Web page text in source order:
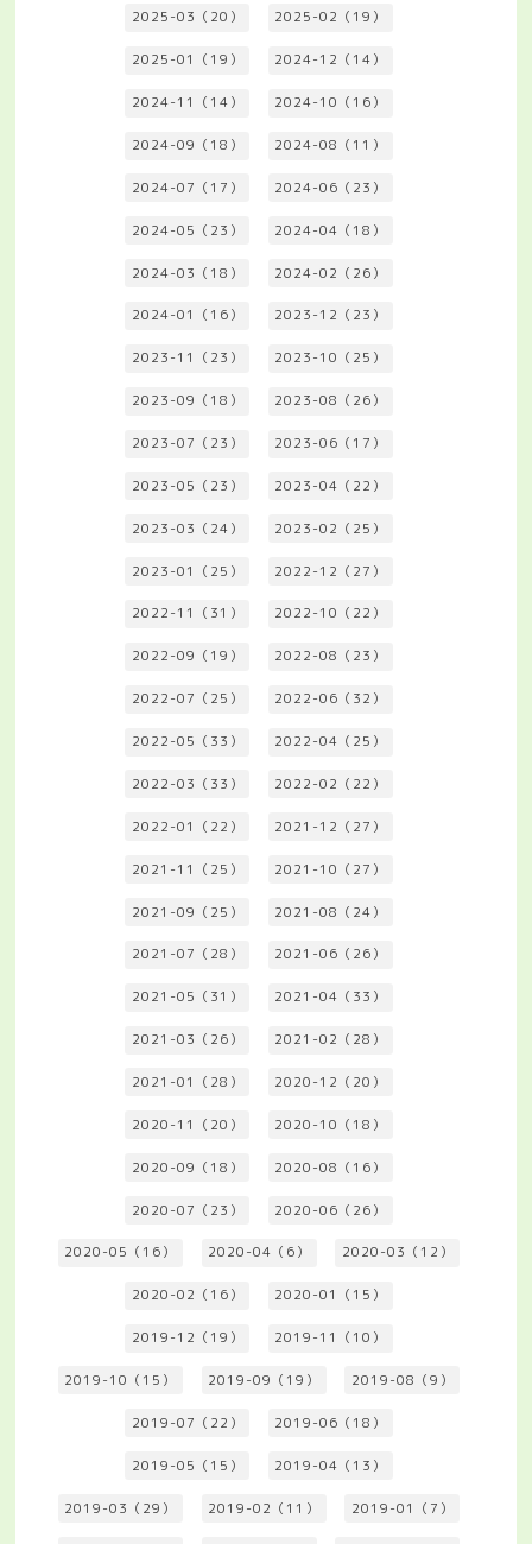
2025-03（20） 2025-02（19）
2025-01（19） 2024-12（14）
2024-11（14） 2024-10（16）
2024-09（18） 2024-08（11）
2024-07（17） 2024-06（23）
2024-05（23） 2024-04（18）
2024-03（18） 2024-02（26）
2024-01（16） 2023-12（23）
2023-11（23） 2023-10（25）
2023-09（18） 2023-08（26）
2023-07（23） 2023-06（17）
2023-05（23） 2023-04（22）
2023-03（24） 2023-02（25）
2023-01（25） 2022-12（27）
2022-11（31） 2022-10（22）
2022-09（19） 2022-08（23）
2022-07（25） 2022-06（32）
2022-05（33） 2022-04（25）
2022-03（33） 2022-02（22）
2022-01（22） 2021-12（27）
2021-11（25） 2021-10（27）
2021-09（25） 2021-08（24）
2021-07（28） 2021-06（26）
2021-05（31） 2021-04（33）
2021-03（26） 2021-02（28）
2021-01（28） 2020-12（20）
2020-11（20） 2020-10（18）
2020-09（18） 2020-08（16）
2020-07（23） 2020-06（26）
2020-05（16） 2020-04（6） 2020-03（12）
2020-02（16） 2020-01（15）
2019-12（19） 2019-11（10）
2019-10（15） 2019-09（19） 2019-08（9）
2019-07（22） 2019-06（18）
2019-05（15） 2019-04（13）
2019-03（29） 2019-02（11） 2019-01（7）